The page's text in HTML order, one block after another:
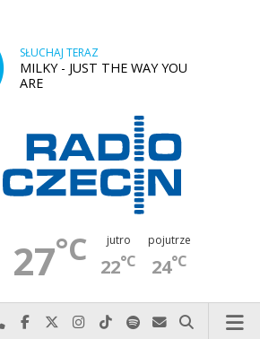
SŁUCHAJ TERAZ
MILKY - JUST THE WAY YOU
ARE
27°C jutro
22°C
pojutrze
24°C
Najlepiej po prostu do nas zadzwoń
Odwiedź nas na Facebook-u
Odwiedź nas na X
Odwiedź nas na Instagram-ie
Odwiedź nas na TikTok-u
Szukaj nas na Spotify
Wyślij do nas
Szukaj